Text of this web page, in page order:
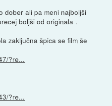
dober ali pa meni najboljši
boljši od originala .
zaključna špica se film še
?re...
?re...